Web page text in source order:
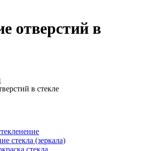
отверстий в
в стекле
стекла (зеркала)
стекла